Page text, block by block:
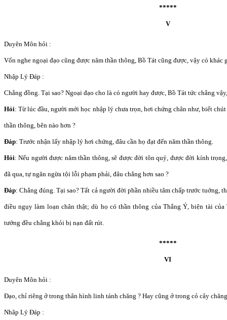
*****
V
Duyên Môn hỏi :
Vốn nghe ngoại đạo cũng được năm thần thông, Bồ Tát cũng được, vậy có khác
Nhập Lý Đáp :
Chẳng đồng. Tại sao? Ngoại đạo cho là có người hay được, Bồ Tát tức chẳng
Hỏi: Từ lúc đầu, người mới học nhập lý chưa trọn, hơi chứng chân như, biết
thần thông, bên nào hơn ?
Đáp: Trước nhận lấy nhập lý hơi chứng, đâu cần họ đạt đến năm thần thông.
Hỏi: Nếu người được năm thần thông, sẽ được đời tôn quý, được đời kính
đã qua, tự ngăn ngừa tội lỗi phạm phải, đâu chẳng hơn sao ?
Đáp: Chẳng đúng. Tại sao? Tất cả người đời phần nhiều tâm chấp trước tuớng,
điều ngụy làm loạn chân thật; dù họ có thần thông của Thắng Ý, biện tài
tướng đều chẳng khỏi bị nạn đất rút.
*****
VI
Duyên Môn hỏi :
Đạo, chỉ riêng ở trong thân hình linh tánh chăng ? Hay cũng ở trong cỏ cây
Nhâp Lý Đáp :